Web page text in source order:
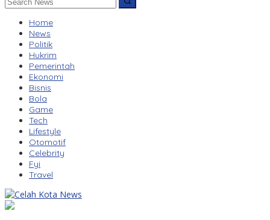
Home
News
Politik
Hukrim
Pemerintah
Ekonomi
Bisnis
Bola
Game
Tech
Lifestyle
Otomotif
Celebrity
Fyi
Travel